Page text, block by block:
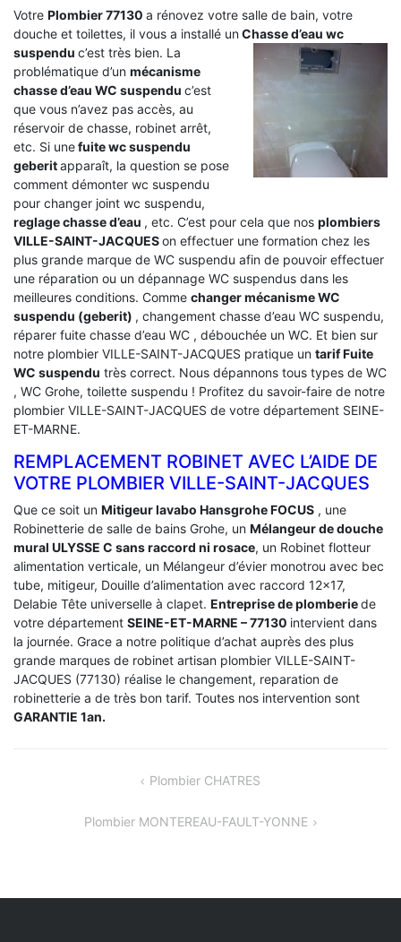
Votre Plombier 77130 a rénovez votre salle de bain, votre
douche et toilettes, il vous a installé unChasse d’eau wc
suspendu c’est très bien. La
problématique d’un mécanisme
chasse d’eau WC suspendu c’est
que vous n’avez pas accès, au
réservoir de chasse, robinet arrêt,
etc. Si unefuite wc suspendu
geberitapparaît, la question se pose
comment démonter wc suspendu
pour changer joint wc suspendu,
reglage chasse d’eau , etc. C’est pour cela que nos plombiers
VILLE-SAINT-JACQUESon effectuer une formation chez les
plus grande marque de WC suspendu afin de pouvoir effectuer
une réparation ou un dépannage WC suspendus dans les
meilleures conditions. Comme changer mécanisme WC
suspendu (geberit) , changement chasse d’eau WC suspendu,
réparer fuite chasse d’eau WC , débouchée un WC. Et bien sur
notre plombier VILLE-SAINT-JACQUES pratique un tarif Fuite
WC suspendu très correct. Nous dépannons tous types de WC
, WC Grohe, toilette suspendu ! Profitez du savoir-faire de notre
plombier VILLE-SAINT-JACQUES de votre département SEINE-
ET-MARNE.
REMPLACEMENT ROBINET AVEC L’AIDE DE
VOTRE PLOMBIER VILLE-SAINT-JACQUES
Que ce soit un Mitigeur lavabo Hansgrohe FOCUS , une
Robinetterie de salle de bains Grohe, un Mélangeur de douche
mural ULYSSE C sans raccord ni rosace, un Robinet flotteur
alimentation verticale, un Mélangeur d’évier monotrou avec bec
tube, mitigeur, Douille d’alimentation avec raccord 12×17,
Delabie Tête universelle à clapet. Entreprise de plomberiede
votre département SEINE-ET-MARNE – 77130 intervient dans
la journée. Grace a notre politique d’achat auprès des plus
grande marques de robinet artisan plombier VILLE-SAINT-
JACQUES (77130) réalise le changement, reparation de
robinetterie a de très bon tarif. Toutes nos intervention sont
GARANTIE 1an.
L’ARTICLE
Plombier CHATRES
Plombier MONTEREAU-FAULT-YONNE